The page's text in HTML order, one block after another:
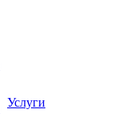
Услуги